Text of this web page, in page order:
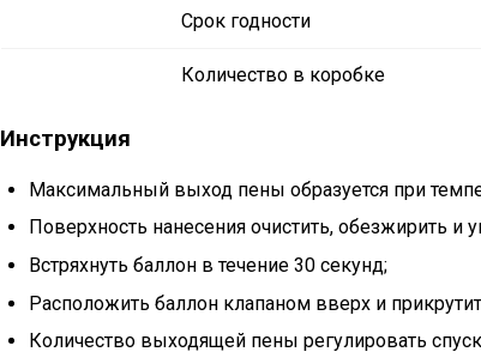
Срок годности
Количество в коробке
Инструкция
Максимальный выход пены образуется при
Поверхность нанесения очистить, обезжирить и
Встряхнуть баллон в течение 30 секунд;
Расположить баллон клапаном вверх и
Количество выходящей пены регулировать